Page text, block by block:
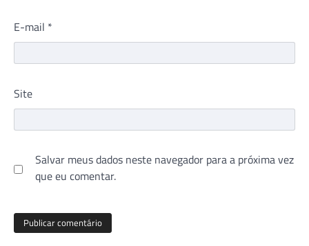
E-mail *
Site
Salvar meus dados neste navegador para a próxima vez
que eu comentar.